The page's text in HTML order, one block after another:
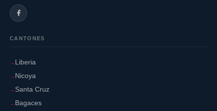
CANTONES
Liberia
Nicoya
Santa Cruz
Bagaces